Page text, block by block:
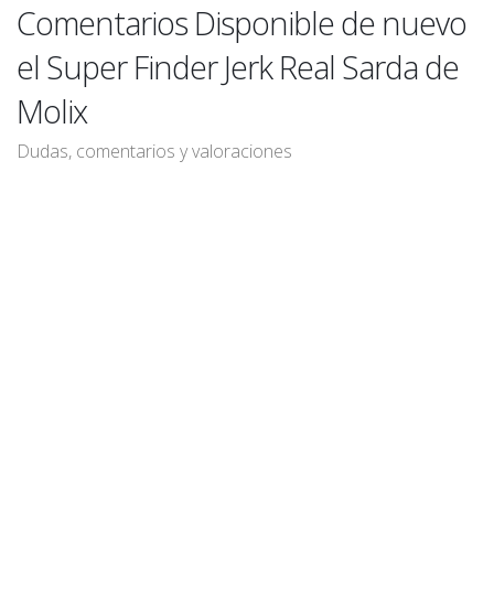
Comentarios Disponible de nuevo
el Super Finder Jerk Real Sarda de
Molix
Dudas, comentarios y valoraciones